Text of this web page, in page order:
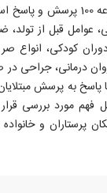
کتاب حاضر که از
عوامل قبل از
کودکی، انواع
روان درمانی،
پاسخ به پرسش
فهم مورد بررسی
پرستاران و